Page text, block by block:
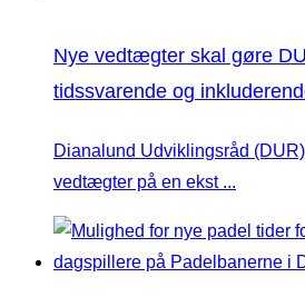
Nye vedtægter skal gøre
tidssvarende og
Dianalund Udviklingsråd
vedtægter på en ekst ...